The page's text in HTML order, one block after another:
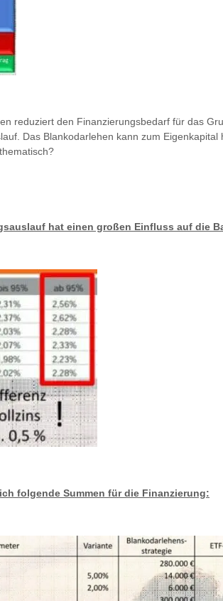
reduziert den Finanzierungsbedarf für das
Das Blankodarlehen kann zum
hat einen großen Einfluss auf die
folgende Summen für die Finanzierung: